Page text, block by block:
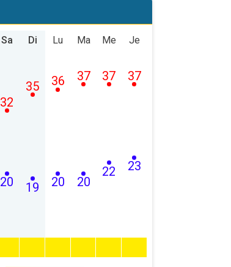
Sa
20
32
Di
19
35
Lu
20
36
Ma
20
37
Me
22
37
Je
23
37